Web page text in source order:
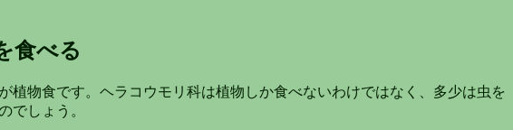
べる
植物食です。ヘラコウモリ科は植物しか食べないわけではなく、多少は虫を
でしょう。